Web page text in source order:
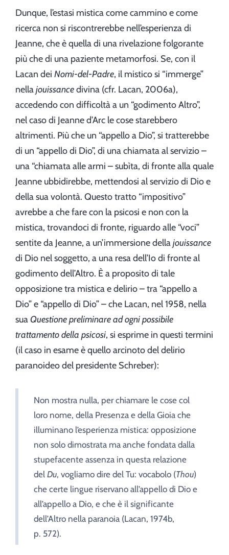
Dunque, l’estasi mistica come cammino e come
ricerca non si riscontrerebbe nell’esperienza di
Jeanne, che è quella di una rivelazione folgorante
più che di una paziente metamorfosi. Se, con il
Lacan dei Nomi-del-Padre, il mistico si “immerge”
nellajouissancedivina (cfr. Lacan, 2006a),
accedendo con difficoltà a un “godimento Altro”,
nel caso di Jeanne d’Arc le cose starebbero
altrimenti. Più che un “appello a Dio”, si tratterebbe
di un “appello di Dio”, di una chiamata al servizio –
una “chiamata alle armi – subìta, di fronte alla quale
Jeanne ubbidirebbe, mettendosi al servizio di Dio e
della sua volontà. Questo tratto “impositivo”
avrebbe a che fare con la psicosi e non con la
mistica, trovandoci di fronte, riguardo alle “voci”
sentite da Jeanne, a un’immersione dellajouissance
di Dio nel soggetto, a una resa dell’Io di fronte al
godimento dell’Altro. È a proposito di tale
opposizione tra mistica e delirio – tra “appello a
Dio” e “appello di Dio” – che Lacan, nel 1958, nella
suaQuestione preliminare ad ogni possibile
trattamento della psicosi, si esprime in questi termini
(il caso in esame è quello arcinoto del delirio
paranoideo del presidente Schreber):
Non mostra nulla, per chiamare le cose col
loro nome, della Presenza e della Gioia che
illuminano l’esperienza mistica: opposizione
non solo dimostrata ma anche fondata dalla
stupefacente assenza in questa relazione
delDu, vogliamo dire del Tu: vocabolo (Thou)
che certe lingue riservano all’appello di Dio e
all’appello a Dio, e che è il significante
dell’Altro nella paranoia (Lacan, 1974b,
p. 572).